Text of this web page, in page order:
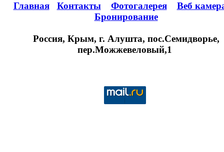
Главная
Контакты Фотогалерея
Веб
Бронирование
Россия, Крым, г. Алушта, пос.Семидворье,
пер.Можжевеловый,1